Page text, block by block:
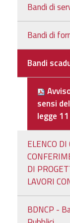
Bandi di
Bandi di
Bandi
sensi
legge
ELENCO
DI
LAVORI
BDNCP -